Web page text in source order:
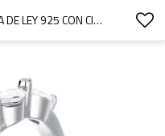
ANILLOS ELEGANTES DE PLATA DE LEY 925 CON CIRCONITA CÚBICA DE ALTA GAMA PARA DAMAS, IDEALES PARA EVENTOS FORMALES.